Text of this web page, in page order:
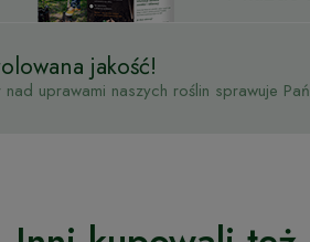
jakość!
uprawami naszych roślin sprawuje